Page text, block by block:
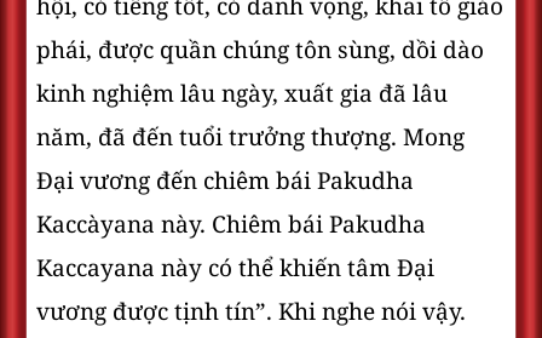
hội, có tiếng tốt, có danh vọng, khai tổ giáo
phái, được quần chúng tôn sùng, dồi dào
kinh nghiệm lâu ngày, xuất gia đã lâu
năm, đã đến tuổi trưởng thượng. Mong
Ðại vương đến chiêm bái Pakudha
Kaccàyana này. Chiêm bái Pakudha
Kaccayana này có thể khiến tâm Ðại
vương được tịnh tín”. Khi nghe nói vậy.